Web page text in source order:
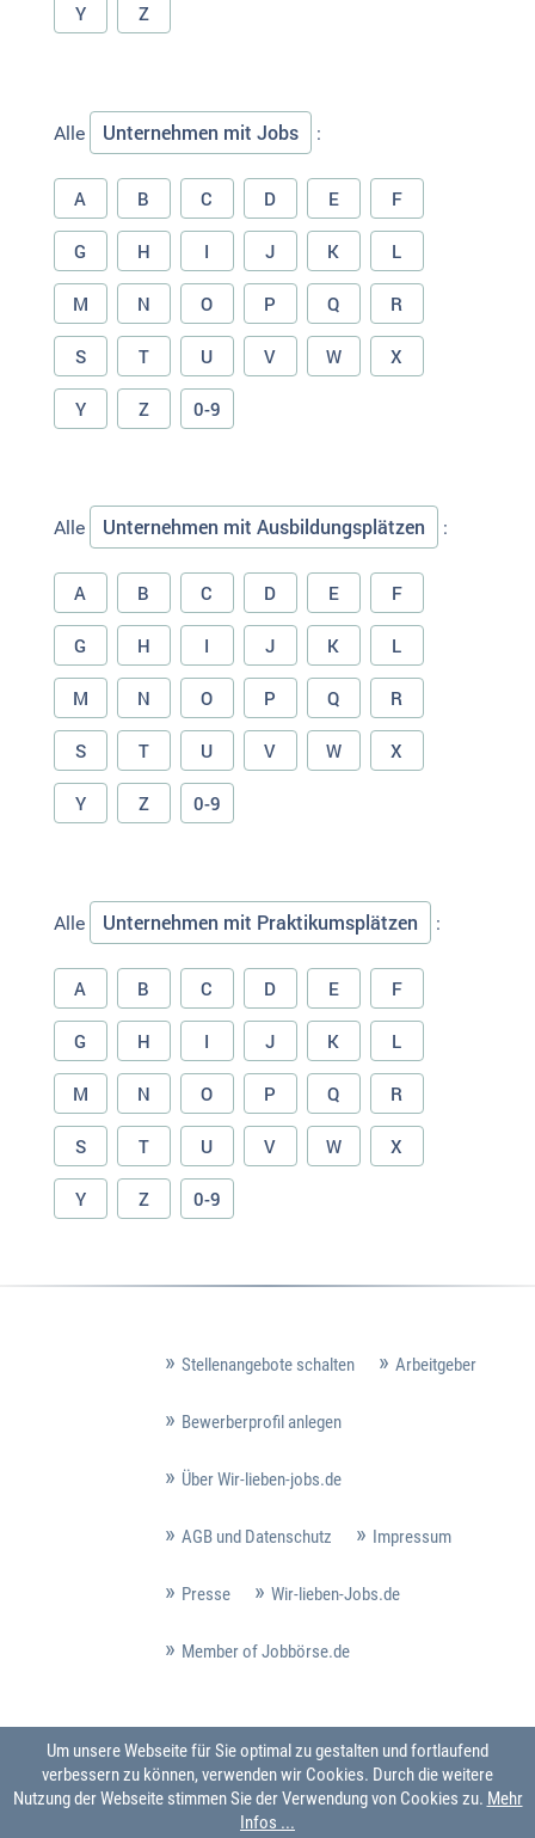
Y Z
Alle Unternehmen mit Jobs :
A B C D E F
G H I J K L
M N O P Q R
S T U V W X
Y Z 0-9
Alle Unternehmen mit Ausbildungsplätzen :
A B C D E F
G H I J K L
M N O P Q R
S T U V W X
Y Z 0-9
Alle Unternehmen mit Praktikumsplätzen :
A B C D E F
G H I J K L
M N O P Q R
S T U V W X
Y Z 0-9
Stellenangebote schalten Arbeitgeber
Bewerberprofil anlegen
Über Wir-lieben-jobs.de
AGB und Datenschutz Impressum
Presse Wir-lieben-Jobs.de
Member of Jobbörse.de
Um unsere Webseite für Sie optimal zu gestalten und fortlaufend
verbessern zu können, verwenden wir Cookies. Durch die weitere
Nutzung der Webseite stimmen Sie der Verwendung von Cookies zu. Mehr
Infos ...